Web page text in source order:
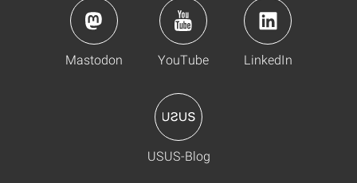
Mastodon YouTube LinkedIn
USUS-Blog